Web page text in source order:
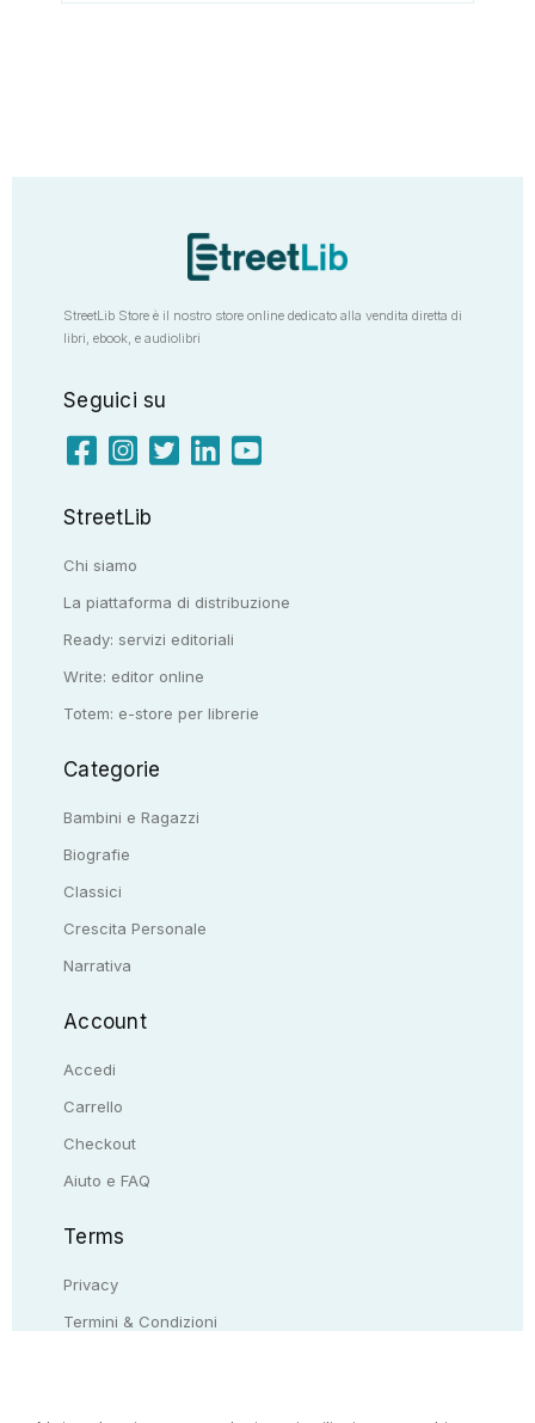
StreetLib Store è il nostro store online dedicato alla vendita diretta di
libri, ebook, e audiolibri
Seguici su
StreetLib
Chi siamo
La piattaforma di distribuzione
Ready: servizi editoriali
Write: editor online
Totem: e-store per librerie
Categorie
Bambini e Ragazzi
Biografie
Classici
Crescita Personale
Narrativa
Account
Accedi
Carrello
Checkout
Aiuto e FAQ
Terms
Privacy
Termini & Condizioni